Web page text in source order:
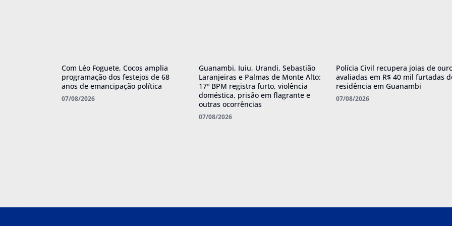
Com Léo Foguete, Cocos amplia
programação dos festejos de 68
anos de emancipação política
07/08/2026
Guanambi, Iuiu, Urandi, Sebastião
Laranjeiras e Palmas de Monte Alto:
17º BPM registra furto, violência
doméstica, prisão em flagrante e
outras ocorrências
07/08/2026
Polícia Civil recupera joias de
avaliadas em R$ 40 mil furtadas
residência em Guanambi
07/08/2026